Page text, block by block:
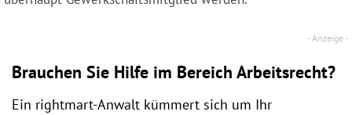
Brauchen Sie Hilfe im Bereich Arbeitsrecht?
Ein rightmart-Anwalt kümmert sich um Ihr